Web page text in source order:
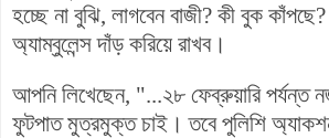
হচ্ছে না বুঝি, লাগবেন বাজী? কী বুক
অ্যাম্বুলেন্স দাঁড় করিয়ে রাখব।
আপনি লিখেছেন, "...২৮ ফেব্রুয়ারি পর্যন্ত
ফুটপাত মুত্রমুক্ত চাই। তবে পুলিশি অ্যাকশন